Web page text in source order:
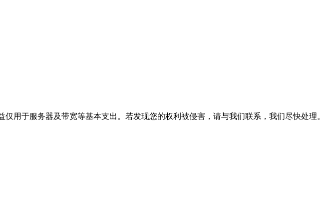
用于服务器及带宽等基本支出。若发现您的权利被侵害，请与我们联系，我们尽快处理。